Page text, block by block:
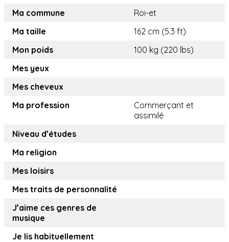
Ma commune
Roi-et
Ma taille
162 cm (5.3 ft)
Mon poids
100 kg (220 lbs)
Mes yeux
Mes cheveux
Ma profession
Commerçant et
assimilé
Niveau d’études
Ma religion
Mes loisirs
Mes traits de personnalité
J’aime ces genres de
musique
Je lis habituellement